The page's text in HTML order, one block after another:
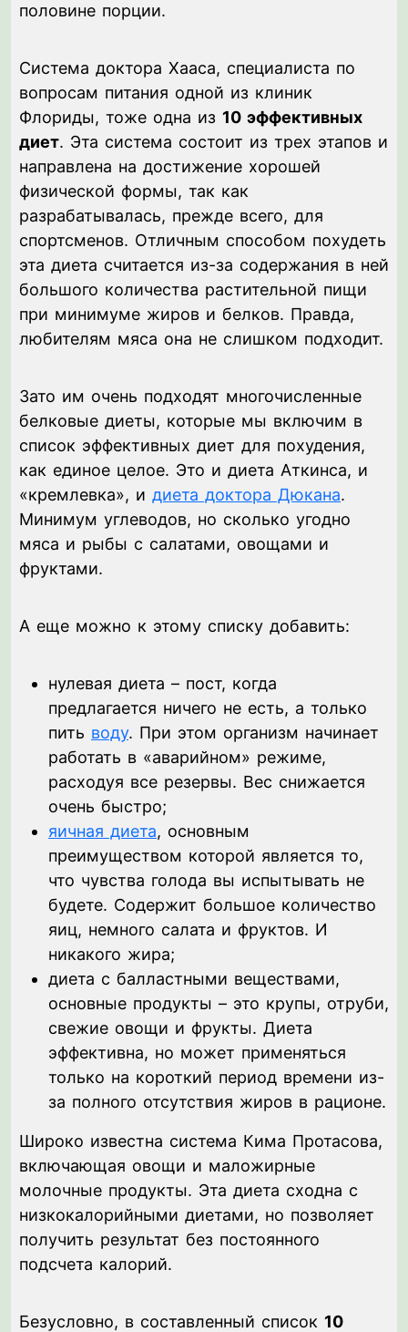
половине порции.
Система доктора Хааса, специалиста по
вопросам питания одной из клиник
Флориды, тоже одна из 10 эффективных
диет. Эта система состоит из трех этапов и
направлена на достижение хорошей
физической формы, так как
разрабатывалась, прежде всего, для
спортсменов. Отличным способом похудеть
эта диета считается из-за содержания в ней
большого количества растительной пищи
при минимуме жиров и белков. Правда,
любителям мяса она не слишком подходит.
Зато им очень подходят многочисленные
белковые диеты, которые мы включим в
список эффективных диет для похудения,
как единое целое. Это и диета Аткинса, и
«кремлевка», и диета доктора Дюкана.
Минимум углеводов, но сколько угодно
мяса и рыбы с салатами, овощами и
фруктами.
А еще можно к этому списку добавить:
нулевая диета – пост, когда
предлагается ничего не есть, а только
пить воду. При этом организм начинает
работать в «аварийном» режиме,
расходуя все резервы. Вес снижается
очень быстро;
яичная диета, основным
преимуществом которой является то,
что чувства голода вы испытывать не
будете. Содержит большое количество
яиц, немного салата и фруктов. И
никакого жира;
диета с балластными веществами,
основные продукты – это крупы, отруби,
свежие овощи и фрукты. Диета
эффективна, но может применяться
только на короткий период времени из-
за полного отсутствия жиров в рационе.
Широко известна система Кима Протасова,
включающая овощи и маложирные
молочные продукты. Эта диета сходна с
низкокалорийными диетами, но позволяет
получить результат без постоянного
подсчета калорий.
Безусловно, в составленный список 10